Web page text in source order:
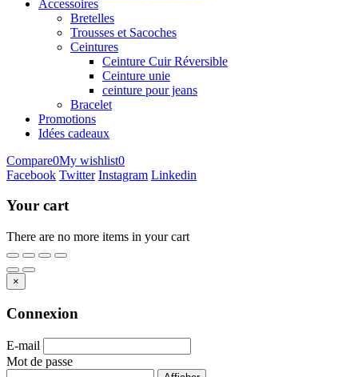
Accessoires
Bretelles
Trousses et Sacoches
Ceintures
Ceinture Cuir Réversible
Ceinture unie
ceinture pour jeans
Bracelet
Promotions
Idées cadeaux
Compare0My wishlist0
Facebook Twitter Instagram Linkedin
Your cart
There are no more items in your cart
×
Connexion
E-mail
Mot de passe